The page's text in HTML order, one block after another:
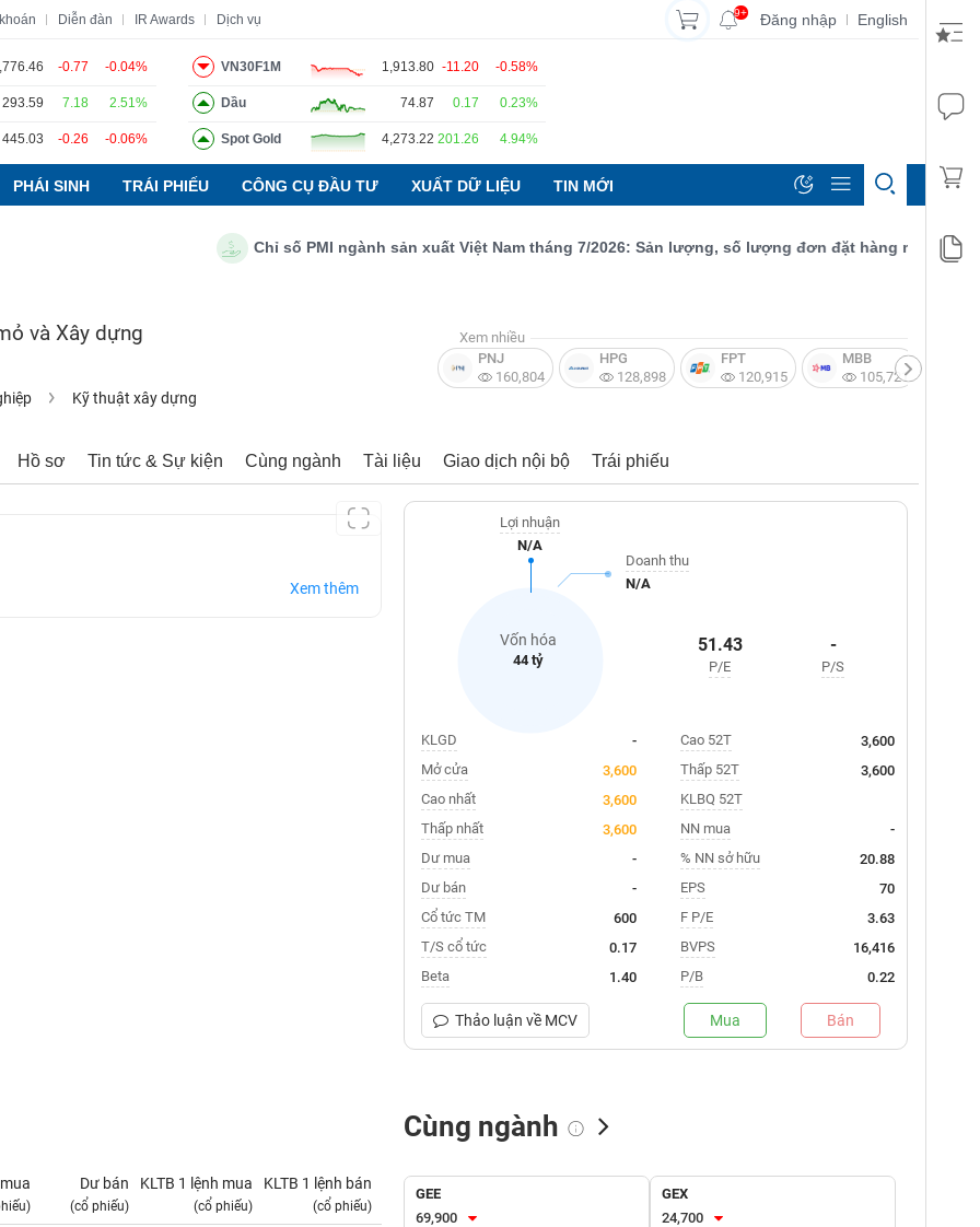
Diễn đàn IR Awards Dịch vụ 9+ Đăng nhập | English
-0.77 -0.04%
293.59 7.18 2.51%
445.03 -0.26 -0.06%
VN30F1M 1,913.80 -11.20 -0.58%
Dầu 74.87 0.17 0.23%
Spot Gold 4,273.22 201.26 4.94%
PHÁI SINH TRÁI PHIẾU CÔNG CỤ ĐẦU TƯ XUẤT DỮ LIỆU TIN MỚI
Chỉ số PMI ngành sản xuất Việt Nam tháng 7/2026: Sản lượng, số lượng đơn đặt hàng mới và xuất
và Xây dựng
Kỹ thuật xây dựng
Xem nhiều
PNJ
160,804
HPG
128,898
FPT
120,915
MBB
105,721
Hồ sơ Tin tức & Sự kiện Cùng ngành Tài liệu Giao dịch nội bộ Trái phiếu
Xem thêm
Vốn hóa
44 tỷ
Lợi nhuận
N/A
Doanh thu
N/A
51.43
P/E
-
P/S
KLGD
-
Mở cửa
3,600
Cao nhất
3,600
Thấp nhất
3,600
Dư mua
-
Dư bán
-
Cổ tức TM
600
T/S cổ tức
0.17
Beta
1.40
Cao 52T
3,600
Thấp 52T
3,600
KLBQ 52T
NN mua
-
% NN sở hữu
20.88
EPS
70
F P/E
3.63
BVPS
16,416
P/B
0.22
Thảo luận về MCV Mua Bán
Dư bán
(cổ phiếu)
KLTB 1 lệnh mua
(cổ phiếu)
KLTB 1 lệnh bán
(cổ phiếu)
Tự doanh mua
Cùng ngành
GEE
69,900
GEX
24,700
Báo cáo phân tích Thuật ngữ